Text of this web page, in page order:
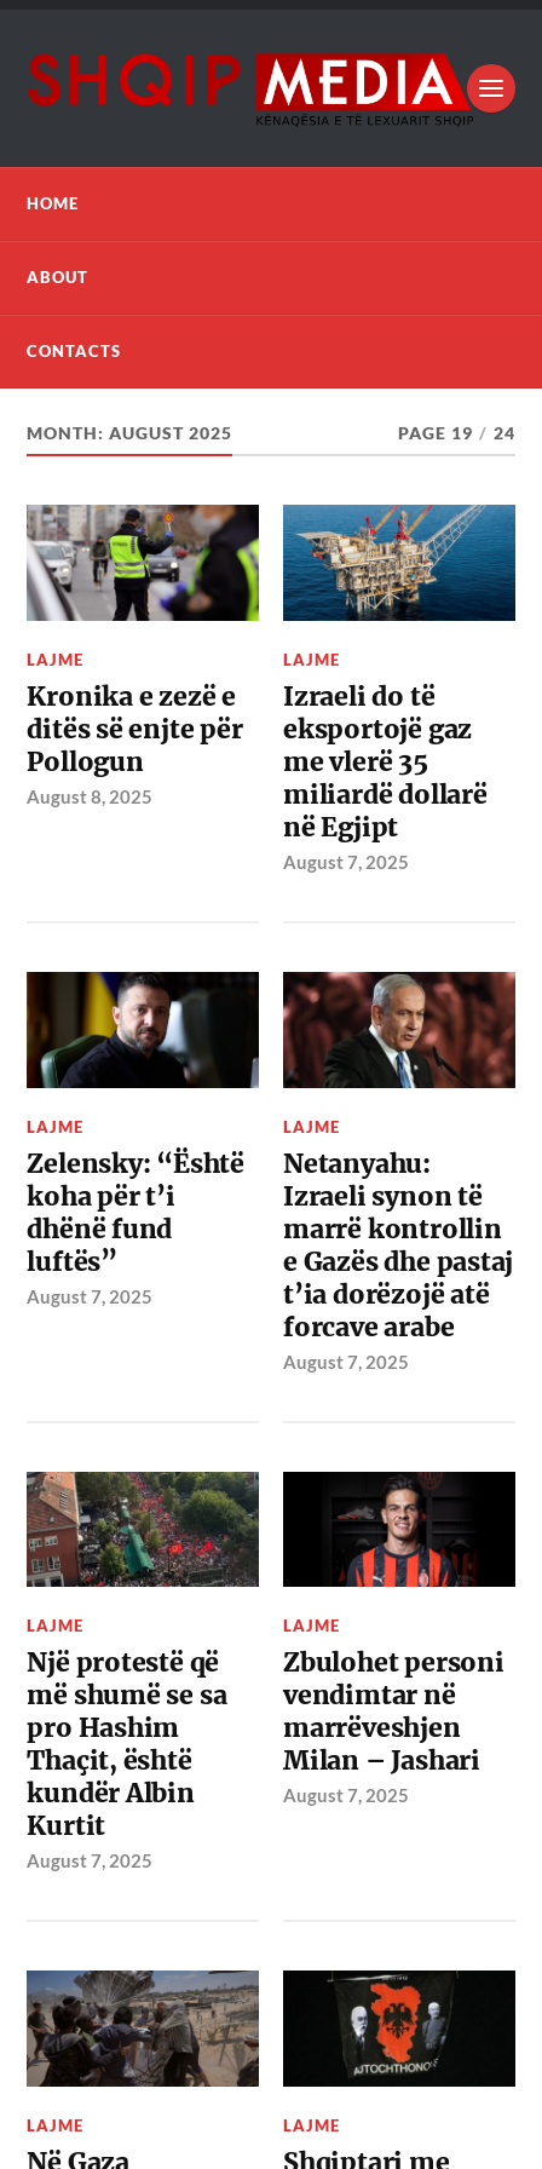
HOME
ABOUT
CONTACTS
MONTH:AUGUST 2025 PAGE 19 / 24
LAJME
Kronika e zezë e
ditës së enjte për
Pollogun
August 8, 2025
LAJME
Izraeli do të
eksportojë gaz
me vlerë 35
miliardë dollarë
në Egjipt
August 7, 2025
LAJME
Zelensky: “Është
koha për t’i
dhënë fund
luftës”
August 7, 2025
LAJME
Netanyahu:
Izraeli synon të
marrë kontrollin
e Gazës dhe pastaj
t’ia dorëzojë atë
forcave arabe
August 7, 2025
LAJME
Një protestë që
më shumë se sa
pro Hashim
Thaçit, është
kundër Albin
Kurtit
August 7, 2025
LAJME
Zbulohet personi
vendimtar në
marrëveshjen
Milan – Jashari
August 7, 2025
LAJME
Në Gaza
LAJME
Shqiptari me